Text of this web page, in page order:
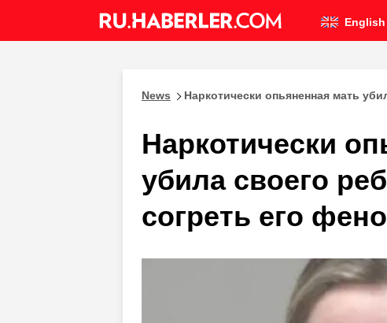
English
News Наркотически опьяненная мать
Наркотически
убила своего
согреть его